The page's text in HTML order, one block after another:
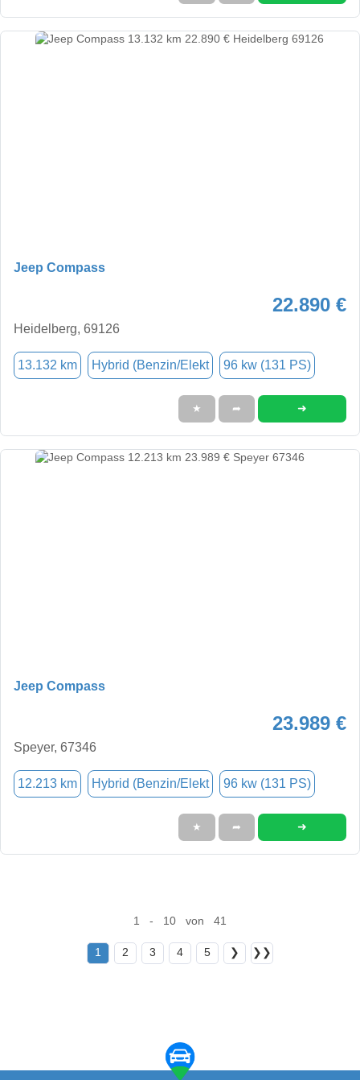
Jeep Compass
22.890 €
Heidelberg, 69126
13.132 km Hybrid (Benzin/Elekt 96 kw (131 PS)
★ ➦ ➜
Jeep Compass
23.989 €
Speyer, 67346
12.213 km Hybrid (Benzin/Elekt 96 kw (131 PS)
★ ➦ ➜
1 - 10 von 41
1 2 3 4 5 ❯ ❯❯